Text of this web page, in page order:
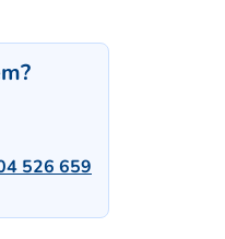
526 659